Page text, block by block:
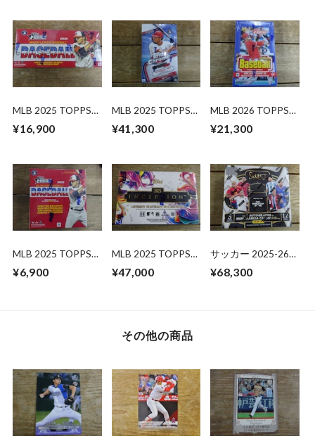
MLB 2025 TOPPS
未開封 BOX
¥16,900
MLB 2025 TOPPS
SERIES HOBBY 未開
¥41,300
MLB 2026 TOPPS
未開封 BOX
¥21,300
MLB 2025 TOPPS
BOX 未開封 1BOX
¥6,900
MLB 2025 TOPPS
未開封 BOX
¥47,000
サッカー 2025-26
ROAD TO FIFA
¥68,300
その他の商品